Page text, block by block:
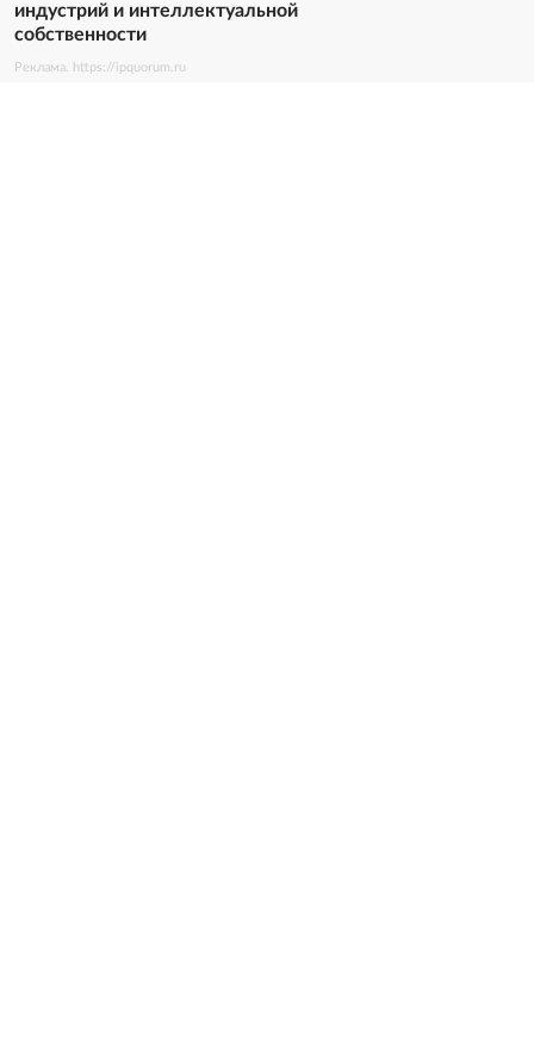
индустрий и интеллектуальной
собственности
Реклама. https://ipquorum.ru